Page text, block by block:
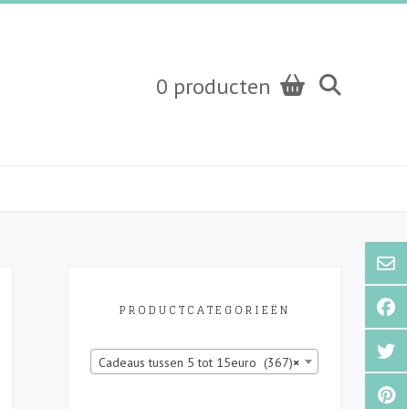
0 producten
PRODUCTCATEGORIEËN
×
Cadeaus tussen 5 tot 15euro (367)